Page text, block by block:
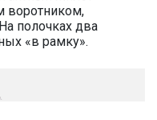
полочках два
«в рамку».